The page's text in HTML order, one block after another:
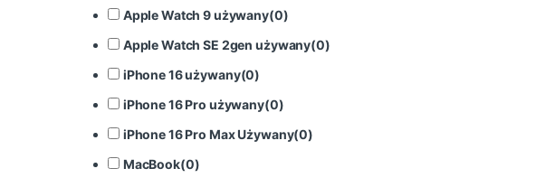
Apple Watch 9 używany(0)
Apple Watch SE 2gen używany(0)
iPhone 16 używany(0)
iPhone 16 Pro używany(0)
iPhone 16 Pro Max Używany(0)
MacBook(0)